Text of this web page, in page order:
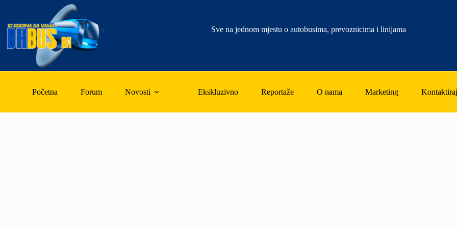
content
Sve na jednom mjestu o autobusima, prevoznicima i linijama
Početna Forum Novosti Ekskluzivno Reportaže O nama Marketing